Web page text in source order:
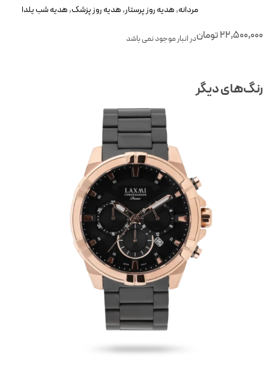
مردانه,هدیه روز پرستار,هدیه روز پزشک,هدیه شب یلدا
توماندر انبار موجود نمی باشد
دیگر